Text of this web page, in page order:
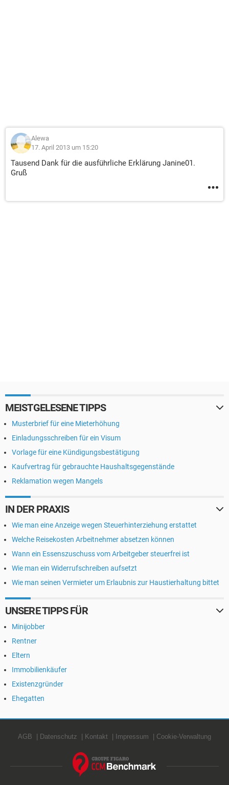
Alewa
17. April 2013 um 15:20
Tausend Dank für die ausführliche Erklärung Janine01.
Gruß
MEISTGELESENE TIPPS
Musterbrief für eine Mieterhöhung
Einladungsschreiben für ein Visum
Vorlage für eine Kündigungsbestätigung
Kaufvertrag für gebrauchte Haushaltsgegenstände
Reklamation wegen Mangels
IN DER PRAXIS
Wie man eine Anzeige wegen Steuerhinterziehung erstattet
Welche Reisekosten Arbeitnehmer absetzen können
Wann ein Essenszuschuss vom Arbeitgeber steuerfrei ist
Wie man ein Widerrufschreiben aufsetzt
Wie man seinen Vermieter um Erlaubnis zur Haustierhaltung bittet
UNSERE TIPPS FÜR
Minijobber
Rentner
Eltern
Immobilienkäufer
Existenzgründer
Ehegatten
AGB Datenschutz Kontakt Impressum Cookie-Verwaltung